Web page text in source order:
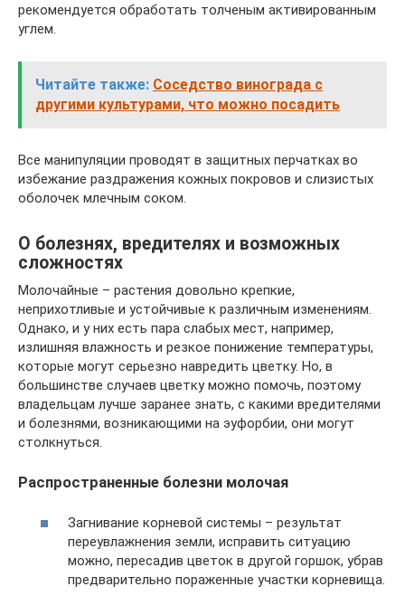
рекомендуется обработать толченым активированным
углем.
Читайте также: Соседство винограда с
другими культурами, что можно посадить
Все манипуляции проводят в защитных перчатках во
избежание раздражения кожных покровов и слизистых
оболочек млечным соком.
О болезнях, вредителях и возможных
сложностях
Молочайные – растения довольно крепкие,
неприхотливые и устойчивые к различным изменениям.
Однако, и у них есть пара слабых мест, например,
излишняя влажность и резкое понижение температуры,
которые могут серьезно навредить цветку. Но, в
большинстве случаев цветку можно помочь, поэтому
владельцам лучше заранее знать, с какими вредителями
и болезнями, возникающими на эуфорбии, они могут
столкнуться.
Распространенные болезни молочая
Загнивание корневой системы – результат
переувлажнения земли, исправить ситуацию
можно, пересадив цветок в другой горшок, убрав
предварительно пораженные участки корневища.